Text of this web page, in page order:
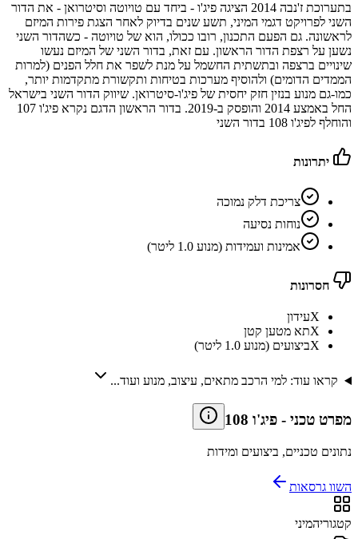
בתערוכת ז'נבה 2014 הציגה פיג'ו - ביחד עם טויוטה וסיטרואן - את הדור
השני לפרויקט דגמי המיני, תשע שנים בדיוק לאחר הצגת פירות המיזם
לראשונה. גם הפעם התכנון, רובו ככולו, הוא של טויוטה - כשהדור השני
נשען על רצפת הדור הראשון. עם זאת, בדור השני של המיזם נעשו
שינויים ברצפה ובתשתית החשמל על מנת לשפר את חלל הפנים (למרות
הממדים הדומים) ולהוסיף מערכות בטיחות ותקשורת מתקדמות יותר,
כמו-גם מנוע בנזין חזק יחסית של פיג'ו-סיטרואן. שיווק הדור השני בישראל
החל באמצע 2014 והופסק ב-2019. בדור הראשון הדגם נקרא פיג'ו 107
והוחלף לפיג'ו 108 בדור השני
יתרונות
צריכת דלק נמוכה
נוחות נסיעה
אמינות ועמידות (מנוע 1.0 ליטר)
חסרונות
Xעידון
Xתא מטען קטן
Xביצועים (מנוע 1.0 ליטר)
קראו עוד: למי הרכב מתאים, עיצוב, מנוע ועוד...
מפרט טכני - פיג'ו 108
נתונים טכניים, ביצועים ומידות
השוו גרסאות
קטגוריהמיני